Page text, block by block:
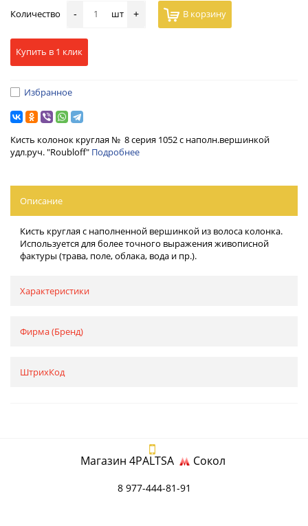
Количество - шт + В корзину
Купить в 1 клик
Избранное
Кисть колонок круглая № 8 серия 1052 с наполн.вершинкой
удл.руч. "Roubloff" Подробнее
Описание
Кисть круглая с наполненной вершинкой из волоса колонка.
Используется для более точного выражения живописной
фактуры (трава, поле, облака, вода и пр.).
Характеристики
Фирма (Бренд)
ШтрихКод
Магазин 4PALTSA Сокол
8 977-444-81-91